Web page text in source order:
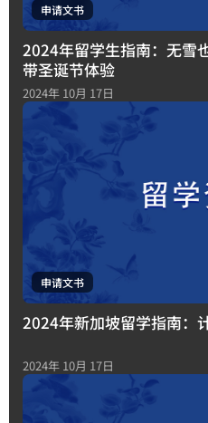
申请文书
2024年留学生指南：无
带圣诞节体验
2024年 10月 17日
申请文书
2024年新加坡留学指南：
2024年 10月 17日